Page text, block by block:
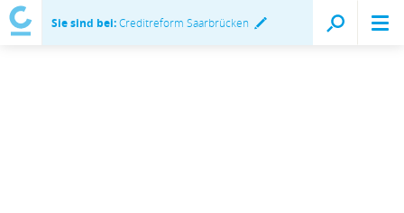
Sie sind bei:Creditreform Saarbrücken